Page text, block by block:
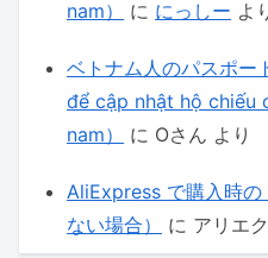
nam）
に にっしー よ
ベトナム人のパスポ
để cập nhật hộ chiếu
nam）
に Oさん より
AliExpress で購入時の
ない場合）
に アリエ